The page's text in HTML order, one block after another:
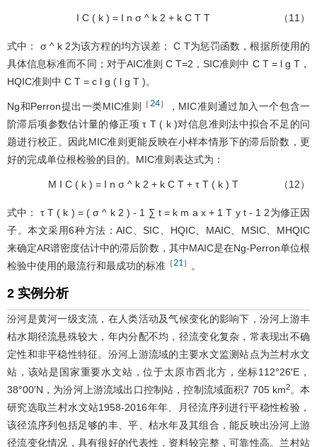
I C ( k ) = I n σ ^ k 2 + k C T T （11）
式中： σ ^ k 2为该方程的均方误差； C T为惩罚函数，根据所使用的
具体信息标准而不同；对于AIC准则 C T=2，SIC准则中 C T = l g T ，
HQIC准则中 C T = c l g ( l g T )。
Ng和Perron提出一类MIC准则 ［24］
，MIC准则通过加入一个包含一
阶滞后项参数估计量的修正项 τ T ( k )对信息准则法中拟合不足的问
题进行校正。因此MIC准则更能反映在小样本情形下的滞后阶数，更
好的完成单位根检验的目的。MIC准则表达式为：
M I C ( k ) = I n σ ^ k 2 + k C T + τ T ( k ) T （12）
式中： τ T ( k ) = ( σ ^ k 2 ) - 1 ∑ t = k m a x + 1 T y t - 1 2为修正因
子。本文采用6种方法：AIC、SIC、HQIC、MAIC、MSIC、MHQIC
来确定AR谱密度估计中的滞后阶数，其中MAIC是在Ng-Perron单位根
检验中使用的最流行和最成功的标准 ［21］ 。
2 实例分析
汾河是黄河一级支流，在人类活动及气候变化的影响下，汾河上游丰
枯水期径流悬殊较大，年内分配不均，径流变化复杂，常表现出不确
定性和非平稳性特征。汾河上游流域的主要水文监测站点为兰村水文
站，该站是国家重要水文站，位于太原市西北方，坐标112°26′E，
38°00′N，为汾河上游流域出口控制站，控制流域面积7 705 km2。本
研究选取兰村水文站1958-2016年年、月径流序列进行平稳性检验，
该径流序列包括足够的丰、平、枯水年及其组合，能反映出汾河上游
径流变化情况，具有很好的代表性，资料较完整，可靠性高。兰村站